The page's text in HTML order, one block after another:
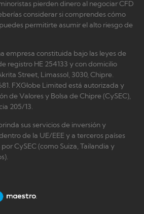
pierden dinero al negociar CFD
considerar si comprendes cómo
permitirte asumir el alto riesgo de
empresa constituida bajo las leyes de
registro HE 254133 y con domicilio
Street, Limassol, 3030, Chipre.
FXGlobe Limited está autorizada y
de Valores y Bolsa de Chipre (CySEC),
205/13.
sus servicios de inversión y
de la UE/EEE y a terceros países
CySEC (como Suiza, Tailandia y